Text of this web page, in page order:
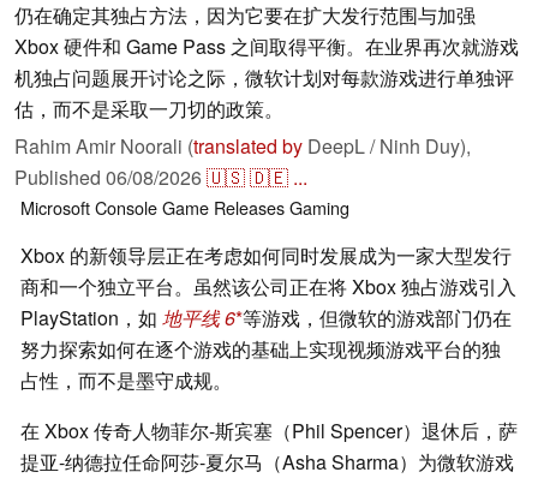
仍在确定其独占方法，因为它要在扩大发行范围与加强
Xbox 硬件和 Game Pass 之间取得平衡。在业界再次就游戏
机独占问题展开讨论之际，微软计划对每款游戏进行单独评
估，而不是采取一刀切的政策。
Rahim Amir Noorali (translated by DeepL / Ninh Duy),
Published 06/08/2026🇺🇸🇩🇪 ...
MicrosoftConsoleGame ReleasesGaming
Xbox 的新领导层正在考虑如何同时发展成为一家大型发行
商和一个独立平台。虽然该公司正在将 Xbox 独占游戏引入
PlayStation，如 地平线 6 等游戏，但微软的游戏部门仍在
努力探索如何在逐个游戏的基础上实现视频游戏平台的独
占性，而不是墨守成规。
在 Xbox 传奇人物菲尔-斯宾塞（Phil Spencer）退休后，萨
提亚-纳德拉任命阿莎-夏尔马（Asha Sharma）为微软游戏